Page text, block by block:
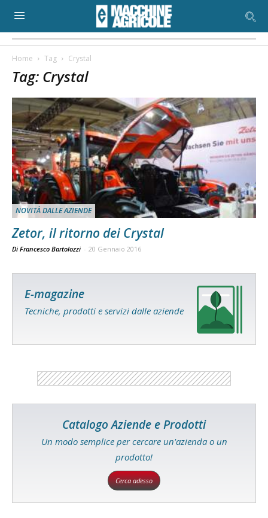
Home Tag Crystal
Tag: Crystal
NOVITÀ DALLE AZIENDE
Zetor, il ritorno dei Crystal
Di Francesco Bartolozzi - 20 Gennaio 2016
E-magazine
Tecniche, prodotti e servizi dalle aziende
Catalogo Aziende e Prodotti
Un modo semplice per cercare un'azienda o un
prodotto!
Cerca adesso